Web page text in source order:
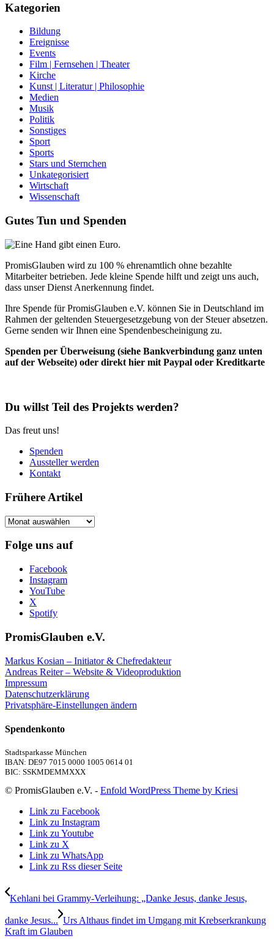
Kategorien
Bildung
Ereignisse
Events
Film | Fernsehen | Theater
Kirche
Kunst | Literatur | Philosophie
Medien
Musik
Politik
Sonstiges
Sport
Sports
Stars und Sternchen
Unkategorisiert
Wirtschaft
Wissenschaft
Gutes Tun und Spenden
PromisGlauben wird zu 100 % ehrenamtlich ohne bezahlte
Mitarbeiter betrieben. Jede kleine Spende hilft und zeigt uns auch,
dass unser Dienst Anerkennung findet.
Ihre Spende für PromisGlauben e.V. können Sie in Deutschland im
Rahmen der geltenden Steuergesetzgebung von der Steuer absetzen.
Gerne senden wir Ihnen eine Spendenbescheinigung zu.
Spenden per Überweisung (siehe Bankverbindung ganz unten
auf der Webseite) oder direkt hier mit Paypal oder Kreditkarte
Du willst Teil des Projekts werden?
Das freut uns!
Spenden
Aussteller werden
Kontakt
Frühere Artikel
Frühere
Folge uns auf
Facebook
Instagram
YouTube
X
Spotify
PromisGlauben e.V.
Markus Kosian – Initiator & Chefredakteur
Andreas Reiter – Website & Videoproduktion
Impressum
Datenschutzerklärung
Privatsphäre-Einstellungen ändern
Spendenkonto
Stadtsparkasse München
IBAN: DE97 7015 0000 1005 0614 01
BIC: SSKMDEMMXXX
© PromisGlauben e.V. - Enfold WordPress Theme by Kriesi
Link zu Facebook
Link zu Instagram
Link zu Youtube
Link zu X
Link zu WhatsApp
Link zu Rss dieser Seite
Kehlani bei Grammy-Verleihung: „Danke Jesus, danke Jesus,
danke Jesus... Urs Althaus findet im Umgang mit Krebserkrankung
Kraft im Glauben